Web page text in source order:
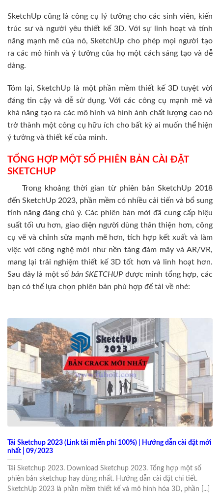
SketchUp cũng là công cụ lý tưởng cho các sinh viên, kiến
trúc sư và người yêu thiết kế 3D. Với sự linh hoạt và tính
năng mạnh mẽ của nó, SketchUp cho phép mọi người tạo
ra các mô hình và ý tưởng của họ một cách sáng tạo và dễ
dàng.
Tóm lại, SketchUp là một phần mềm thiết kế 3D tuyệt vời
đáng tin cậy và dễ sử dụng. Với các công cụ mạnh mẽ và
khả năng tạo ra các mô hình và hình ảnh chất lượng cao nó
trở thành một công cụ hữu ích cho bất kỳ ai muốn thể hiện
ý tưởng và thiết kế của mình.
TỔNG HỢP MỘT SỐ PHIÊN BẢN CÀI ĐẶT
SKETCHUP
Trong khoảng thời gian từ phiên bản SketchUp 2018
đến SketchUp 2023, phần mềm có nhiều cải tiến và bổ sung
tính năng đáng chú ý. Các phiên bản mới đã cung cấp hiệu
suất tối ưu hơn, giao diện người dùng thân thiện hơn, công
cụ vẽ và chỉnh sửa mạnh mẽ hơn, tích hợp kết xuất và làm
việc với công nghệ mới như nền tảng đám mây và AR/VR,
mang lại trải nghiệm thiết kế 3D tốt hơn và linh hoạt hơn.
Sau đây là một số bản SKETCHUP được mình tổng hợp, các
bạn có thể lựa chọn phiên bản phù hợp để tải về nhé:
Tải Sketchup 2023 (Link tải miễn phí 100%) | Hướng dẫn cài đặt mới
nhất | 09/2023
Tải Sketchup 2023. Download Sketchup 2023. Tổng hợp một số
phiên bản sketchup hay dùng nhất. Hướng dẫn cài đặt chi tiết.
SketchUp 2023 là phần mềm thiết kế và mô hình hóa 3D, phần [...]